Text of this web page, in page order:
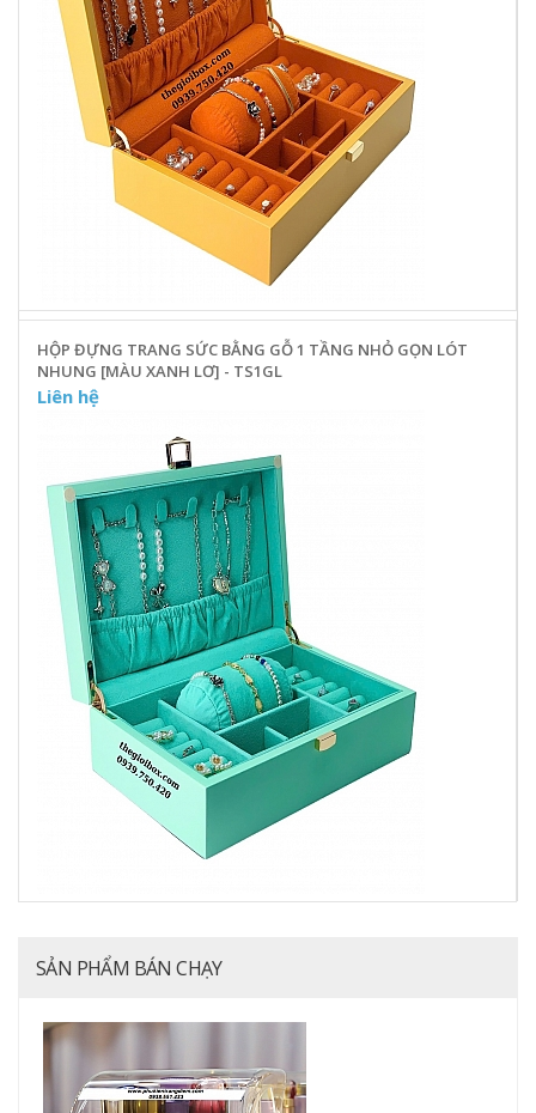
HỘP ĐỰNG TRANG SỨC BẰNG GỖ 1 TẦNG NHỎ GỌN LÓT
NHUNG [MÀU XANH LƠ] - TS1GL
Liên hệ
SẢN PHẨM BÁN CHẠY